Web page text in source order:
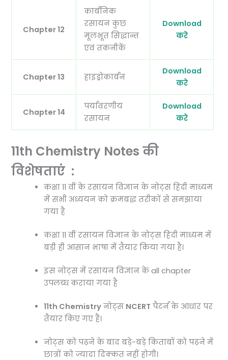
Chapter 12
कार्बनिक
रसायन कुछ
मूलभूत सिद्धान्त
एवं तकनीकें
Download
करे
Chapter 13 हाइड्रोकार्बन
Download
करे
Chapter 14
पर्यावरणीय
रसायन
Download
करे
11th Chemistry Notes की
विशेषताएं :
कक्षा 11 वीं के रसायन विज्ञान के नोट्स हिंदी माध्यम
में सभी अध्ययन को क्रमबद्ध तरीकों से समझाया
गया है
कक्षा 11 वीं रसायन विज्ञान के नोट्स हिंदी माध्यम में
बड़ी ही आसान भाषा में तैयार किया गया है।
इस नोट्स में रसायन विज्ञान के all chapter
उपलब्ध कराया गया है
11th Chemistry नोट्स NCERT पैटर्न के आधार पर
तैयार किए गए हैं।
नोट्स को पढ़ने के बाद बड़े-बड़े किताबों को पढ़ने में
छात्रों को ज्यादा दिक्कत नहीं होगी।